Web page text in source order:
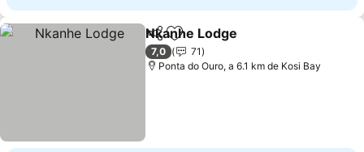
PartilharAdicionar aos favoritos
Nkanhe Lodge
7,0
71
Ponta do Ouro, a 6.1 km de Kosi Bay